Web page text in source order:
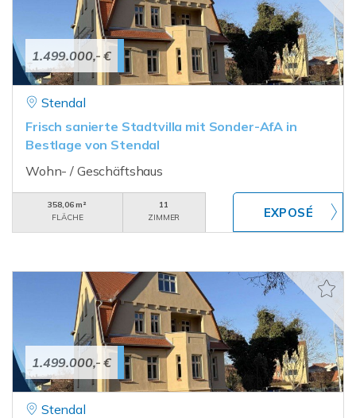
1.499.000,- €
Stendal
Frisch sanierte Stadtvilla mit Sonder-AfA in
Bestlage von Stendal
Wohn- / Geschäftshaus
358,06 m²
FLÄCHE
11
ZIMMER
1.499.000,- €
Stendal